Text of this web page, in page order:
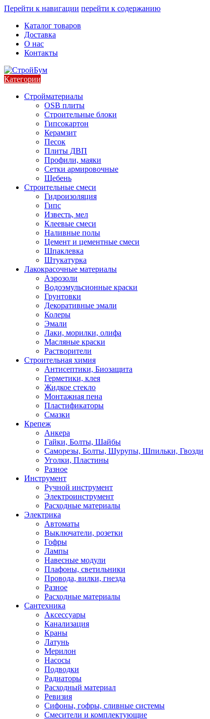
Перейти к навигации перейти к содержанию
Каталог товаров
Доставка
О нас
Контакты
Категории
Стройматериалы
OSB плиты
Строительные блоки
Гипсокартон
Керамзит
Песок
Плиты ДВП
Профили, маяки
Сетки армировочные
Щебень
Строительные смеси
Гидроизоляция
Гипс
Известь, мел
Клеевые смеси
Наливные полы
Цемент и цементные смеси
Шпаклевка
Штукатурка
Лакокрасочные материалы
Аэрозоли
Водоэмульсионные краски
Грунтовки
Декоративные эмали
Колеры
Эмали
Лаки, морилки, олифа
Масляные краски
Растворители
Строительная химия
Антисептики, Биозащита
Герметики, клея
Жидкое стекло
Монтажная пена
Пластификаторы
Смазки
Крепеж
Анкера
Гайки, Болты, Шайбы
Саморезы, Болты, Шурупы, Шпильки, Гвозди
Уголки, Пластины
Разное
Инструмент
Ручной инструмент
Электроинструмент
Расходные материалы
Электрика
Автоматы
Выключатели, розетки
Гофры
Лампы
Навесные модули
Плафоны, светильники
Провода, вилки, гнезда
Разное
Расходные материалы
Сантехника
Аксессуары
Канализация
Краны
Латунь
Мерилон
Насосы
Подводки
Радиаторы
Расходный материал
Ревизия
Сифоны, гофры, сливные системы
Смесители и комплектующие